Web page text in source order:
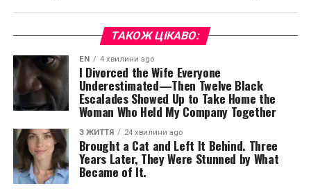
ТАКОЖ ЦІКАВО:
EN 4 хвилини ago
I Divorced the Wife Everyone
Underestimated—Then Twelve Black
Escalades Showed Up to Take Home the
Woman Who Held My Company Together
З ЖИТТЯ 24 хвилини ago
Brought a Cat and Left It Behind. Three
Years Later, They Were Stunned by What
Became of It.